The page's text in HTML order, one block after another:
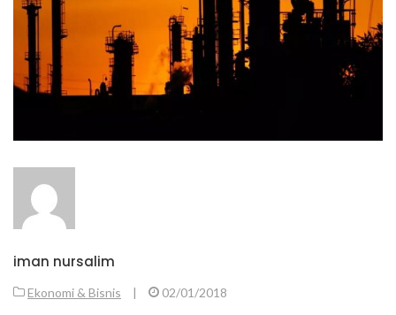
iman nursalim
Ekonomi & Bisnis | 02/01/2018